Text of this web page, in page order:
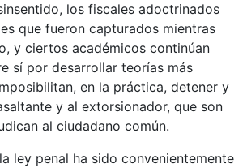
los fiscales adoctrinados
que fueron capturados mientras
y ciertos académicos continúan
sí por desarrollar teorías más
en la práctica, detener y
y al extorsionador, que son
al ciudadano común.
ley penal ha sido convenientemente